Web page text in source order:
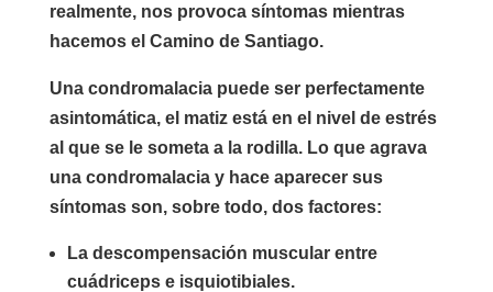
realmente, nos provoca síntomas mientras
hacemos el Camino de Santiago.
Una condromalacia puede ser perfectamente
asintomática, el matiz está en el nivel de estrés
al que se le someta a la rodilla. Lo que agrava
una condromalacia y hace aparecer sus
síntomas son, sobre todo, dos factores:
La descompensación muscular entre
cuádriceps e isquiotibiales.